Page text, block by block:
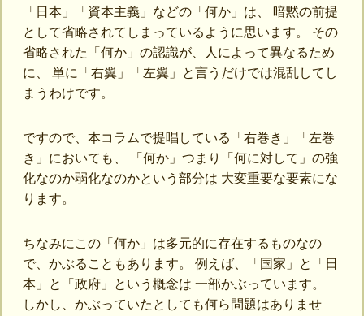
「日本」「資本主義」などの「何か」は、 暗黙の前提
として省略されてしまっているように思います。 その
省略された「何か」の認識が、人によって異なるため
に、 単に「右翼」「左翼」と言うだけでは混乱してし
まうわけです。
ですので、本コラムで提唱している「右巻き」「左巻
き」においても、 「何か」つまり「何に対して」の強
化なのか弱化なのかという部分は 大変重要な要素にな
ります。
ちなみにこの「何か」は多元的に存在するものなの
で、かぶることもあります。 例えば、「国家」と「日
本」と「政府」という概念は 一部かぶっています。
しかし、かぶっていたとしても何ら問題はありませ